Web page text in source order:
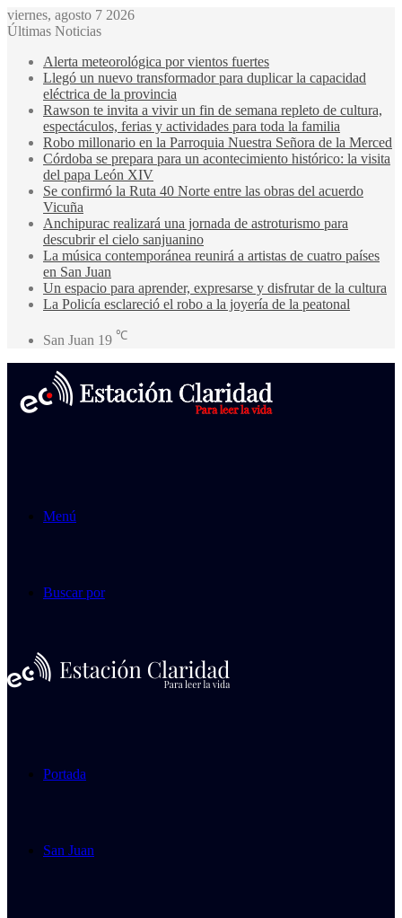
viernes, agosto 7 2026
Últimas Noticias
Alerta meteorológica por vientos fuertes
Llegó un nuevo transformador para duplicar la capacidad
eléctrica de la provincia
Rawson te invita a vivir un fin de semana repleto de cultura,
espectáculos, ferias y actividades para toda la familia
Robo millonario en la Parroquia Nuestra Señora de la Merced
Córdoba se prepara para un acontecimiento histórico: la visita
del papa León XIV
Se confirmó la Ruta 40 Norte entre las obras del acuerdo
Vicuña
Anchipurac realizará una jornada de astroturismo para
descubrir el cielo sanjuanino
La música contemporánea reunirá a artistas de cuatro países
en San Juan
Un espacio para aprender, expresarse y disfrutar de la cultura
La Policía esclareció el robo a la joyería de la peatonal
San Juan 19 ℃
Menú
Buscar por
Portada
San Juan